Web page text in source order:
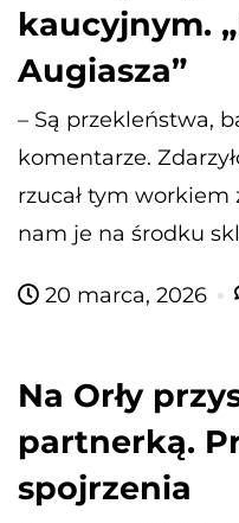
kaucyjnym.
Augiasza”
– Są przekleństwa,
komentarze.
rzucał tym workiem
nam je na środku
20 marca, 2026
Na Orły
partnerką.
spojrzenia